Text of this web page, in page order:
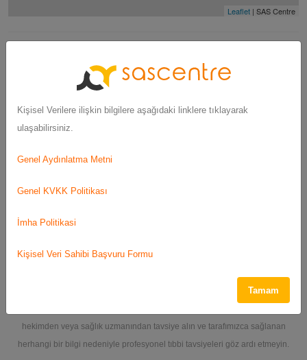
Leaflet | SAS Centre
Uzmanlık Alanları
Çalışma Alanları Yaş Grupları Görüşme Şekli
ve kullanım amaçlıdır; profesyonel tıbbi tavsiye, teşhis veya tedavinin yerini
hekimden veya sağlık uzmanından tavsiye alın ve tarafımızca sağlanan
herhangi bir bilgi nedeniyle profesyonel tıbbi tavsiyeleri göz ardı etmeyin.
Kişisel Verilere ilişkin bilgilere aşağıdaki linklere tıklayarak
ulaşabilirsiniz.
Genel Aydınlatma Metni
Genel KVKK Politikası
İmha Politikasi
Kişisel Veri Sahibi Başvuru Formu
Tamam